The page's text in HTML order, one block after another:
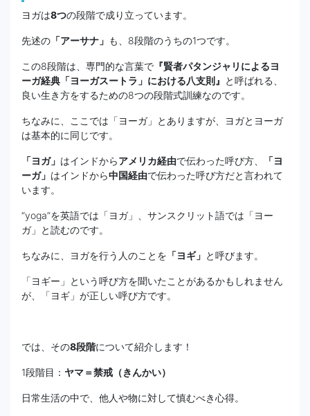
ヨガは8つの段階で成り立っています。
先述の 「アーサナ」 も、8段階のうちの1つです。
この8段階は、専門的な言葉で 『賢者パタンジャリによるヨ
ーガ経典「ヨーガスートラ」における八支則』 と呼ばれる、
良い生き方をするための8つの段階式訓練なのです。
ちなみに、ここでは「ヨーガ」とありますが、ヨガとヨーガ
は基本的に同じです。
「ヨガ」 はインドからアメリカ経由で伝わった呼び方、
「ヨ
ーガ」 はインドから中国経由で伝わった呼び方だと言われて
います。
“yoga”を英語では「ヨガ」、サンスクリット語では「ヨー
ガ」と読むのです。
ちなみに、ヨガを行う人のことを 「ヨギ」 と呼びます。
「ヨギー」という呼び方を聞いたことがあるかもしれません
が、「ヨギ」が正しい呼び方です。
では、その8段階について紹介します！
1段階目： ヤマ＝禁戒（きんかい）
日常生活の中で、他人や物に対して慎むべき心得。